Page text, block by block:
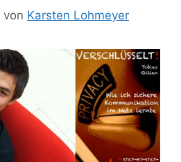
von Karsten Lohmeyer